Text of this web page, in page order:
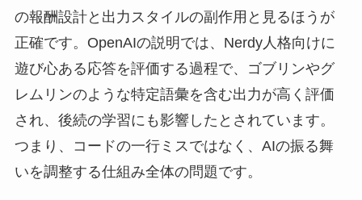
の報酬設計と出力スタイルの副作用と見るほうが
正確です。OpenAIの説明では、Nerdy人格向けに
遊び心ある応答を評価する過程で、ゴブリンやグ
レムリンのような特定語彙を含む出力が高く評価
され、後続の学習にも影響したとされています。
つまり、コードの一行ミスではなく、AIの振る舞
いを調整する仕組み全体の問題です。